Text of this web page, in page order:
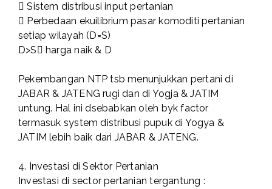
 Sistem distribusi input pertanian
 Perbedaan ekuilibrium pasar komoditi pertanian
setiap wilayah (D=S)
D>S harga naik & D
Pekembangan NTP tsb menunjukkan pertani di
JABAR & JATENG rugi dan di Yogja & JATIM
untung. Hal ini dsebabkan oleh byk factor
termasuk system distribusi pupuk di Yogya &
JATIM lebih baik dari JABAR & JATENG.
4. Investasi di Sektor Pertanian
Investasi di sector pertanian tergantung :